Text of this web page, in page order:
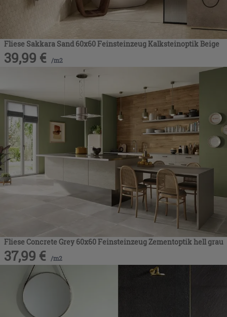
Fliese Sakkara Sand 60x60 Feinsteinzeug Kalksteinoptik Beige
39,99 € /m2
Fliese Concrete Grey 60x60 Feinsteinzeug Zementoptik hell grau
37,99 € /m2